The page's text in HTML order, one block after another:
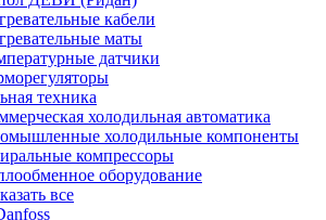
кабели
маты
датчики
техника
холодильная автоматика
холодильные компоненты
компрессоры
оборудование
все